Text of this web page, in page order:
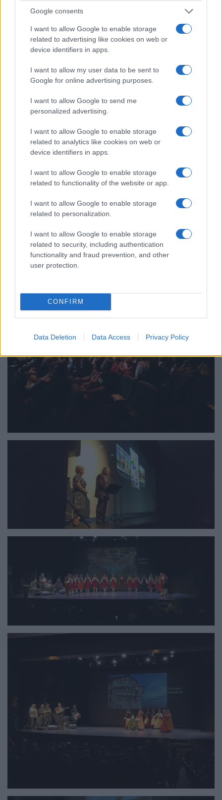
Google consents
I want to allow Google to enable storage
related to advertising like cookies on web or
device identifiers in apps.
I want to allow my user data to be sent to
Google for online advertising purposes.
I want to allow Google to send me
personalized advertising.
I want to allow Google to enable storage
related to analytics like cookies on web or
device identifiers in apps.
I want to allow Google to enable storage
related to functionality of the website or app.
I want to allow Google to enable storage
related to personalization.
I want to allow Google to enable storage
related to security, including authentication
functionality and fraud prevention, and other
user protection.
CONFIRM
Data Deletion Data Access Privacy Policy